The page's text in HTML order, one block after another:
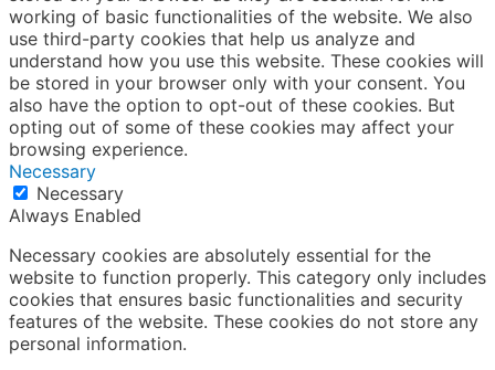
working of basic functionalities of the website. We also
use third-party cookies that help us analyze and
understand how you use this website. These cookies will
be stored in your browser only with your consent. You
also have the option to opt-out of these cookies. But
opting out of some of these cookies may affect your
browsing experience.
Necessary
Necessary
Always Enabled
Necessary cookies are absolutely essential for the
website to function properly. This category only includes
cookies that ensures basic functionalities and security
features of the website. These cookies do not store any
personal information.